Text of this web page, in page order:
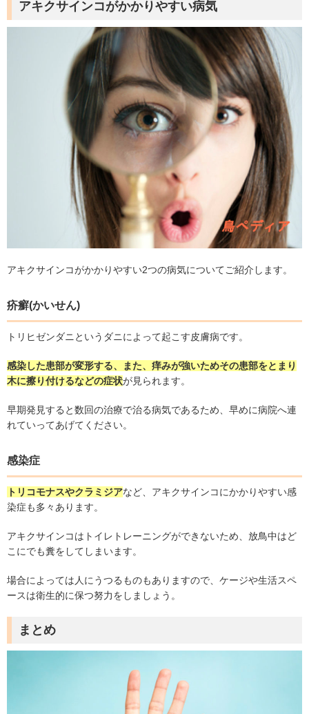
アキクサインコがかかりやすい病気
アキクサインコがかかりやすい2つの病気についてご紹介します。
疥癬(かいせん)
トリヒゼンダニというダニによって起こす皮膚病です。
感染した患部が変形する、また、痒みが強いためその患部をとまり
木に擦り付けるなどの症状が見られます。
早期発見すると数回の治療で治る病気であるため、早めに病院へ連
れていってあげてください。
感染症
トリコモナスやクラミジアなど、アキクサインコにかかりやすい感
染症も多々あります。
アキクサインコはトイレトレーニングができないため、放鳥中はど
こにでも糞をしてしまいます。
場合によっては人にうつるものもありますので、ケージや生活スペ
ースは衛生的に保つ努力をしましょう。
まとめ